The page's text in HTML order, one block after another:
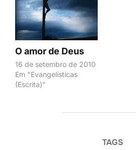
O amor de Deus
16 de setembro de 2010
Em "Evangelísticas
(Escrita)"
TAGS